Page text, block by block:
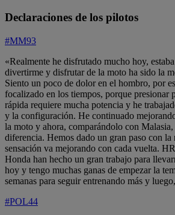
Declaraciones de los pilotos
#MM93
«Realmente he disfrutado mucho hoy,
divertirme y disfrutar de la moto ha sido la
Siento un poco de dolor en el hombro, por
focalizado en los tiempos, porque presionar
rápida requiere mucha potencia y he
y la configuración. He continuado
la moto y ahora, comparándolo con
diferencia. Hemos dado un gran paso con la
sensación va mejorando con cada vuelta.
Honda han hecho un gran trabajo para
hoy y tengo muchas ganas de empezar la
semanas para seguir entrenando más y
#POL44